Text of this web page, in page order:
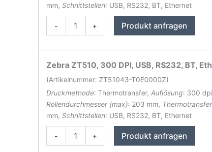
mm, Schnittstellen: USB, RS232, BT, Ethernet
-
ZT510
Menge
+ Produkt anfragen
Zebra ZT510, 300 DPI, USB, RS232, BT,
(Artikelnummer: ZT51043-T0E0000Z)
Druckmethode: Thermotransfer, Auflösung: 300
Rollendurchmesser (max): 203 mm,
mm, Schnittstellen: USB, RS232, BT, Ethernet
-
ZT510
+ Produkt anfragen